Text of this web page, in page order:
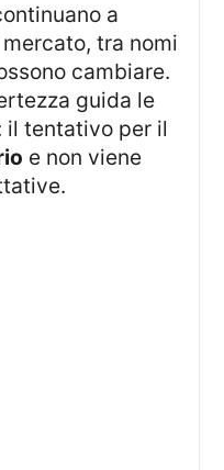
a
tra nomi
cambiare.
guida le
il tentativo per il
e non viene